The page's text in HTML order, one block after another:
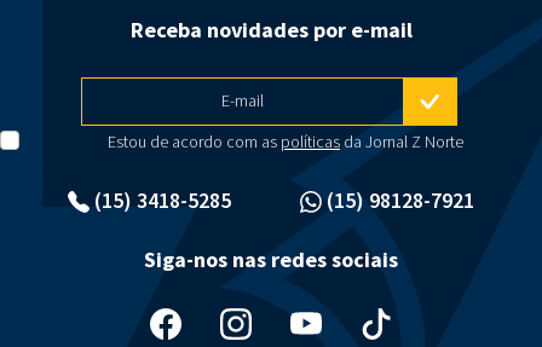
(15) 3418-5285 (15) 98128-7921
Receba novidades por e-mail
E-mail
Estou de acordo com as políticasda Jornal Z Norte
Siga-nos nas redes sociais